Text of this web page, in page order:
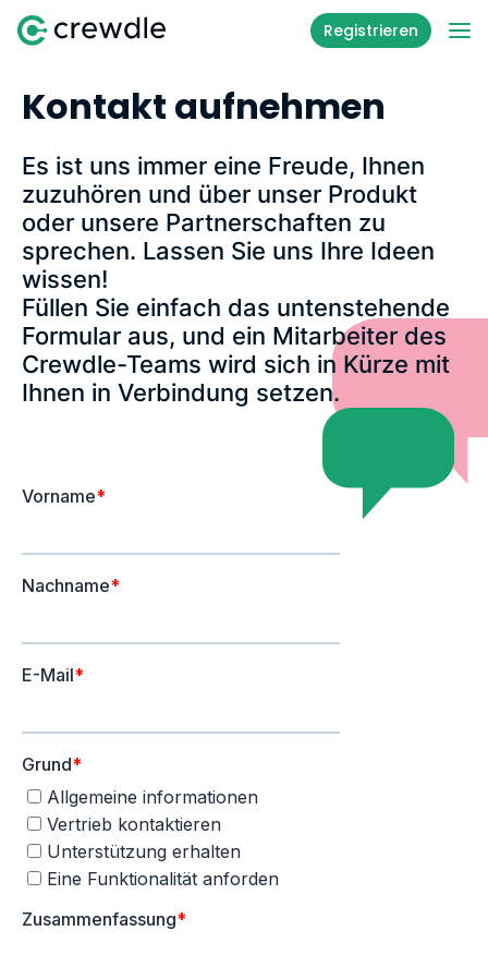
Registrieren
Kontakt aufnehmen
Es ist uns immer eine Freude, Ihnen
zuzuhören und über unser Produkt
oder unsere Partnerschaften zu
sprechen. Lassen Sie uns Ihre Ideen
wissen!
Füllen Sie einfach das untenstehende
Formular aus, und ein Mitarbeiter des
Crewdle-Teams wird sich in Kürze mit
Ihnen in Verbindung setzen.